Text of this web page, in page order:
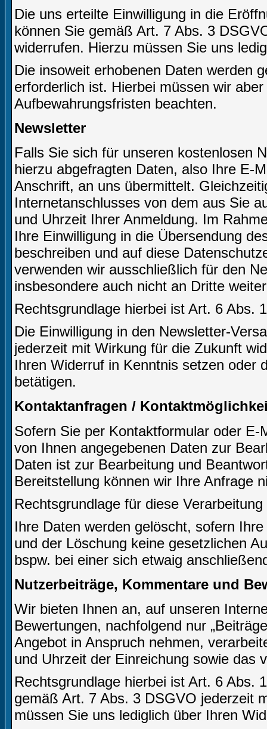
Die uns erteilte Einwilligung in die
können Sie gemäß Art. 7 Abs. 3
widerrufen. Hierzu müssen Sie uns
Die insoweit erhobenen Daten werden
erforderlich ist. Hierbei müssen wir
Aufbewahrungsfristen beachten.
Newsletter
Falls Sie sich für unseren kostenlosen
hierzu abgefragten Daten, also Ihre E-
Anschrift, an uns übermittelt.
Internetanschlusses von dem aus Sie
und Uhrzeit Ihrer Anmeldung. Im
Ihre Einwilligung in die Übersendung
beschreiben und auf diese
verwenden wir ausschließlich für den
insbesondere auch nicht an Dritte
Rechtsgrundlage hierbei ist Art. 6 Abs.
Die Einwilligung in den Newsletter-
jederzeit mit Wirkung für die Zukunft
Ihren Widerruf in Kenntnis setzen oder
betätigen.
Kontaktanfragen /
Sofern Sie per Kontaktformular oder
von Ihnen angegebenen Daten zur
Daten ist zur Bearbeitung und
Bereitstellung können wir Ihre Anfrage
Rechtsgrundlage für diese
Ihre Daten werden gelöscht, sofern
und der Löschung keine gesetzlichen
bspw. bei einer sich etwaig
Nutzerbeiträge, Kommentare und
Wir bieten Ihnen an, auf unseren
Bewertungen, nachfolgend nur
Angebot in Anspruch nehmen,
und Uhrzeit der Einreichung sowie das
Rechtsgrundlage hierbei ist Art. 6 Abs.
gemäß Art. 7 Abs. 3 DSGVO jederzeit
müssen Sie uns lediglich über Ihren